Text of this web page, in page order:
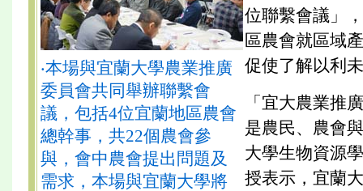
‧本場與宜蘭大學農業推廣
委員會共同舉辦聯繫會
議，包括4位宜蘭地區農會
總幹事，共22個農會參
與，會中農會提出問題及
需求，本場與宜蘭大學將
位聯繫會議」
區農會就區域
促使了解以利
「宜大農業推
是農民、農會
大學生物資源
授表示，宜蘭